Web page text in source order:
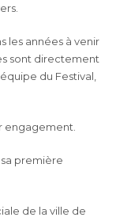
les années à venir
sont directement
du Festival,
engagement.
première
de la ville de